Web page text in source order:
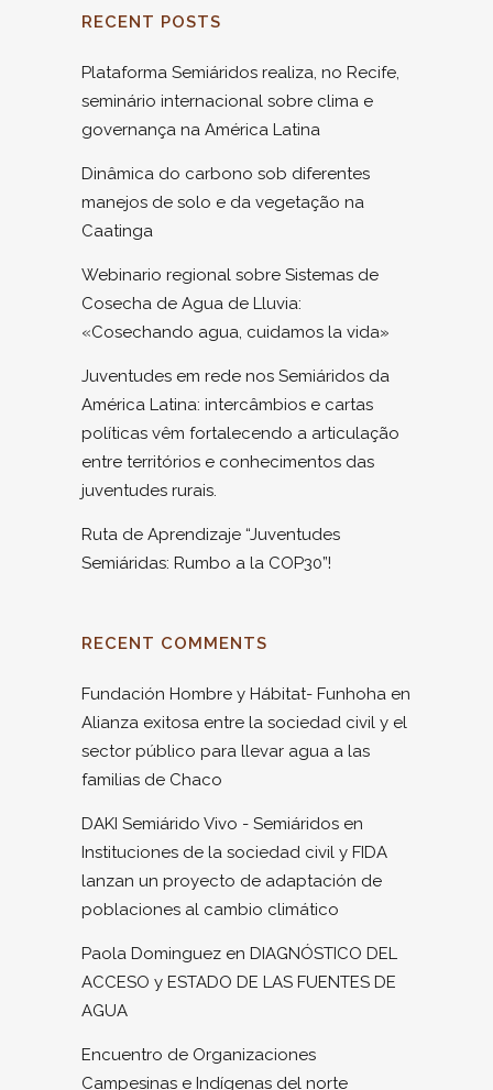
RECENT POSTS
Plataforma Semiáridos realiza, no Recife,
seminário internacional sobre clima e
governança na América Latina
Dinâmica do carbono sob diferentes
manejos de solo e da vegetação na
Caatinga
Webinario regional sobre Sistemas de
Cosecha de Agua de Lluvia:
«Cosechando agua, cuidamos la vida»
Juventudes em rede nos Semiáridos da
América Latina: intercâmbios e cartas
políticas vêm fortalecendo a articulação
entre territórios e conhecimentos das
juventudes rurais.
Ruta de Aprendizaje “Juventudes
Semiáridas: Rumbo a la COP30”!
RECENT COMMENTS
Fundación Hombre y Hábitat- Funhoha en
Alianza exitosa entre la sociedad civil y el
sector público para llevar agua a las
familias de Chaco
DAKI Semiárido Vivo - Semiáridos en
Instituciones de la sociedad civil y FIDA
lanzan un proyecto de adaptación de
poblaciones al cambio climático
Paola Dominguez en DIAGNÓSTICO DEL
ACCESO y ESTADO DE LAS FUENTES DE
AGUA
Encuentro de Organizaciones
Campesinas e Indígenas del norte